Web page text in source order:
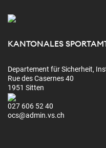
KANTONALES
Departement für Sicherheit,
Rue des Casernes 40
1951 Sitten
027 606 52 40
ocs@admin.vs.ch